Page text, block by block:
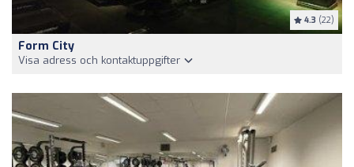
4.3 (22)
Form City
Visa adress och kontaktuppgifter